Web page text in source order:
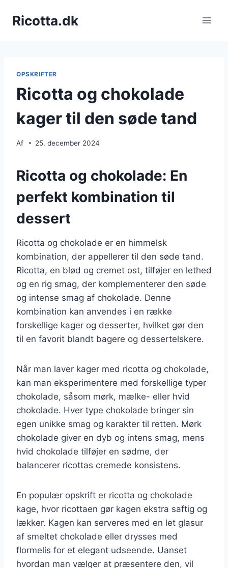
Ricotta.dk
OPSKRIFTER
Ricotta og chokolade
kager til den søde tand
Af 25. december 2024
Ricotta og chokolade: En
perfekt kombination til
dessert
Ricotta og chokolade er en himmelsk
kombination, der appellerer til den søde tand.
Ricotta, en blød og cremet ost, tilføjer en lethed
og en rig smag, der komplementerer den søde
og intense smag af chokolade. Denne
kombination kan anvendes i en række
forskellige kager og desserter, hvilket gør den
til en favorit blandt bagere og dessertelskere.
Når man laver kager med ricotta og chokolade,
kan man eksperimentere med forskellige typer
chokolade, såsom mørk, mælke- eller hvid
chokolade. Hver type chokolade bringer sin
egen unikke smag og karakter til retten. Mørk
chokolade giver en dyb og intens smag, mens
hvid chokolade tilføjer en sødme, der
balancerer ricottas cremede konsistens.
En populær opskrift er ricotta og chokolade
kage, hvor ricottaen gør kagen ekstra saftig og
lækker. Kagen kan serveres med en let glasur
af smeltet chokolade eller drysses med
flormelis for et elegant udseende. Uanset
hvordan man vælger at præsentere den, vil